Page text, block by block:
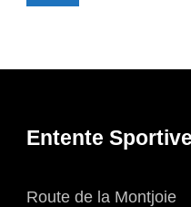
Entente
Route de la Montjoie